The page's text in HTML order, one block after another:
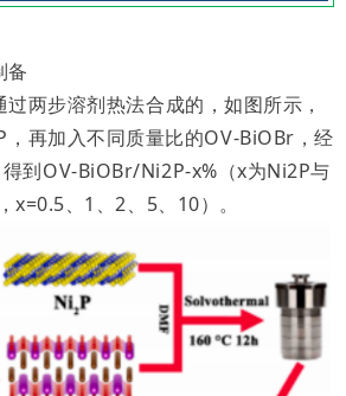
备
两步溶剂热法合成的，如图所示，
，再加入不同质量比的OV-BiOBr，经
到OV-BiOBr/Ni2P-x%（x为Ni2P与
x=0.5、1、2、5、10）。